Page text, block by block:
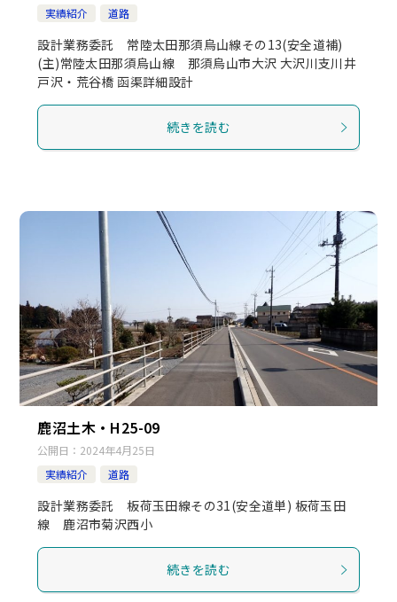
実績紹介
道路
設計業務委託 常陸太田那須烏山線その13(安全道補)
(主)常陸太田那須烏山線 那須烏山市大沢 大沢川支川井
戸沢・荒谷橋 函渠詳細設計
続きを読む
鹿沼土木・H25-09
公開日： 2024年4月25日
実績紹介
道路
設計業務委託 板荷玉田線その31(安全道単) 板荷玉田
線 鹿沼市菊沢西小
続きを読む